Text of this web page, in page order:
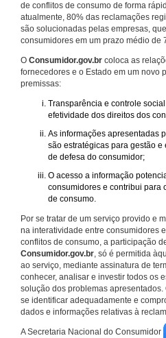
de conflitos de consumo de forma
atualmente, 80% das reclamações
são solucionadas pelas empresas,
consumidores em um prazo médio de
O Consumidor.gov.br coloca as
fornecedores e o Estado em um novo
premissas:
Transparência e controle
efetividade dos direitos dos
As informações apresentadas
são estratégicas para gestão
de defesa do consumidor;
O acesso a informação
consumidores e contribui para
de consumo.
Por se tratar de um serviço provido e
na interatividade entre consumidores
conflitos de consumo, a participação
Consumidor.gov.br, só é permitida
ao serviço, mediante assinatura de
conhecer, analisar e investir todos os
solução dos problemas apresentados.
se identificar adequadamente e
dados e informações relativas à
A Secretaria Nacional do Consumidor